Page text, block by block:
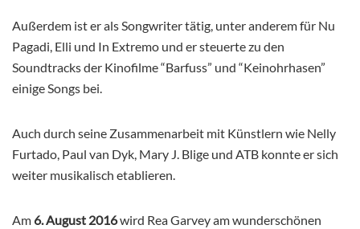
Außerdem ist er als Songwriter tätig, unter anderem für Nu
Pagadi, Elli und In Extremo und er steuerte zu den
Soundtracks der Kinofilme “Barfuss” und “Keinohrhasen”
einige Songs bei.
Auch durch seine Zusammenarbeit mit Künstlern wie Nelly
Furtado, Paul van Dyk, Mary J. Blige und ATB konnte er sich
weiter musikalisch etablieren.
Am 6. August 2016wird Rea Garvey am wunderschönen